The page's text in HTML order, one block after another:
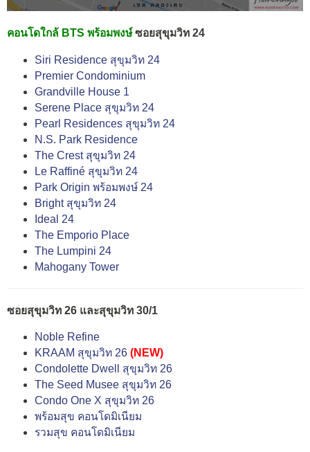
คอนโดใกล้ BTS พร้อมพงษ์ ซอยสุขุมวิท 24
Siri Residence สุขุมวิท 24
Premier Condominium
Grandville House 1
Serene Place สุขุมวิท 24
Pearl Residences สุขุมวิท 24
N.S. Park Residence
The Crest สุขุมวิท 24
Le Raffiné สุขุมวิท 24
Park Origin พร้อมพงษ์ 24
Bright สุขุมวิท 24
Ideal 24
The Emporio Place
The Lumpini 24
Mahogany Tower
ซอยสุขุมวิท 26 และสุขุมวิท 30/1
Noble Refine
KRAAM สุขุมวิท 26 (NEW)
Condolette Dwell สุขุมวิท 26
The Seed Musee สุขุมวิท 26
Condo One X สุขุมวิท 26
พร้อมสุข คอนโดมิเนียม
รวมสุข คอนโดมิเนียม